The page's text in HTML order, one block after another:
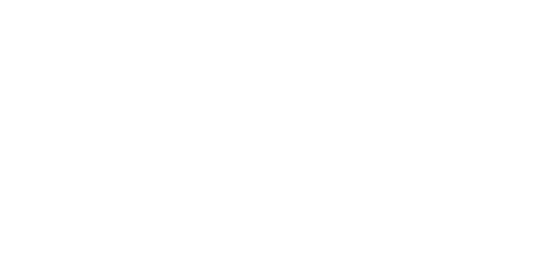
2017
des DG in St. Urban. Dort werden alle möglichen Themen
oder LUKA. Auch für das kommende Schuljahr sind
in kleinen Workshops Konzepte für folgende Projekte erarbeitet: